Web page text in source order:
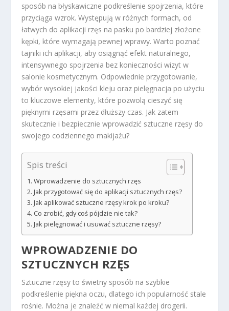
sposób na błyskawiczne podkreślenie spojrzenia, które
przyciąga wzrok. Występują w różnych formach, od
łatwych do aplikacji rzęs na pasku po bardziej złożone
kępki, które wymagają pewnej wprawy. Warto poznać
tajniki ich aplikacji, aby osiągnąć efekt naturalnego,
intensywnego spojrzenia bez konieczności wizyt w
salonie kosmetycznym. Odpowiednie przygotowanie,
wybór wysokiej jakości kleju oraz pielęgnacja po użyciu
to kluczowe elementy, które pozwolą cieszyć się
pięknymi rzęsami przez dłuższy czas. Jak zatem
skutecznie i bezpiecznie wprowadzić sztuczne rzęsy do
swojego codziennego makijażu?
Spis treści
Wprowadzenie do sztucznych rzęs
Jak przygotować się do aplikacji sztucznych rzęs?
Jak aplikować sztuczne rzęsy krok po kroku?
Co zrobić, gdy coś pójdzie nie tak?
Jak pielęgnować i usuwać sztuczne rzęsy?
WPROWADZENIE DO
SZTUCZNYCH RZĘS
Sztuczne rzęsy to świetny sposób na szybkie
podkreślenie piękna oczu, dlatego ich popularność stale
rośnie. Można je znaleźć w niemal każdej drogerii.